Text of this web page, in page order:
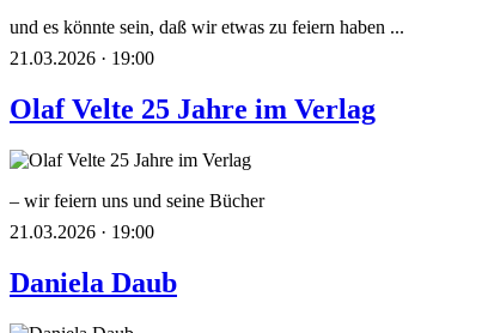
und es könnte sein, daß wir etwas zu feiern haben ...
21.03.2026 · 19:00
Olaf Velte 25 Jahre im Verlag
– wir feiern uns und seine Bücher
21.03.2026 · 19:00
Daniela Daub